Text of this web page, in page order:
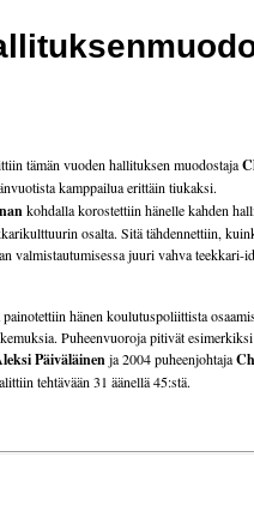
tämän vuoden hallituksen muodostaja
kamppailua erittäin tiukaksi.
kohdalla korostettiin hänelle kahden
osalta. Sitä tähdennettiin,
valmistautumisessa juuri vahva teekkari-
hänen koulutuspoliittista
Puheenvuoroja pitivät
Päiväläinenja 2004 puheenjohtaja
tehtävään 31 äänellä 45:stä.